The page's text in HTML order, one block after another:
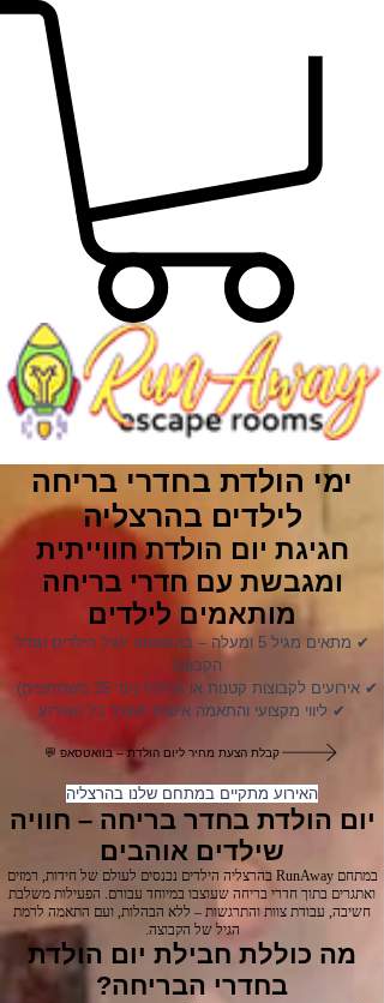
ימי הולדת בחדרי בריחה
לילדים בהרצליה
חגיגת יום הולדת חווייתית
ומגבשת עם חדרי בריחה
מותאמים לילדים
✔ מתאים מגיל 5 ומעלה – בהתאמה לגיל הילדים וגודל
הקבוצה
✔ אירועים לקבוצות קטנות או גדולות (עד 35 משתתפים)
✔ ליווי מקצועי והתאמה אישית לאורך כל האירוע
💬 קבלת הצעת מחיר ליום הולדת – בוואטסאפ
האירוע מתקיים במתחם שלנו בהרצליה
יום הולדת בחדר בריחה – חוויה
שילדים אוהבים
במתחם RunAway בהרצליה הילדים נכנסים לעולם של חידות, רמזים
ואתגרים בתוך חדרי בריחה שעוצבו במיוחד עבורם. הפעילות משלבת
חשיבה, עבודת צוות והתרגשות – ללא הבהלות, ועם התאמה לרמת
הגיל של הקבוצה.
מה כוללת חבילת יום הולדת
בחדרי הבריחה?